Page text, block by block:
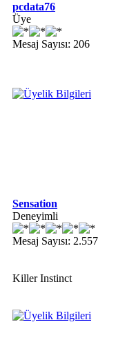
pcdata76
Üye
Mesaj Sayısı: 206
Sensation
Deneyimli
Mesaj Sayısı: 2.557
Killer Instinct